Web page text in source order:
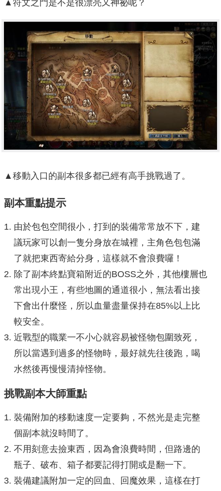
▲符文之門是不是很漂亮又神祕呢？
▲移動入口的副本很多都已經有高手挑戰過了。
副本重點提示
由於包包空間很小，打到的裝備常常放不下，建
議玩家可以創一隻分身放在城裡，主角色包包滿
了就把東西寄給分身，這樣就不會浪費囉！
除了副本終點寶箱附近的BOSS之外，其他樓層也
常出現小王，有些地圖的通道很小，無法看出接
下會出什麼怪，所以血量盡量保持在85%以上比
較安全。
近戰型的職業一不小心就容易被怪物包圍致死，
所以當遇到過多的怪物時，最好就先往後跑，喝
水然後再慢慢清掉怪物。
挑戰副本大師重點
裝備附加的移動速度一定要夠，不然光是走完整
個副本就沒時間了。
不用刻意去撿東西，因為會浪費時間，但路邊的
瓶子、破布、箱子都要記得打開或是翻一下。
裝備建議附加一定的回血、回魔效果，這樣在打